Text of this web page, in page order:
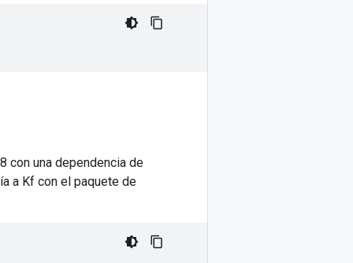
con una dependencia de
a Kf con el paquete de